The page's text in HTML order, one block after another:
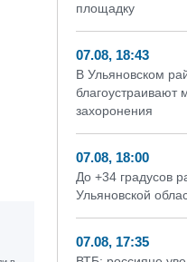
площадку
07.08, 18:43
В Ульяновском
благоустраивают
захоронения
07.08, 18:00
До +34 градусов
Ульяновской
07.08, 17:35